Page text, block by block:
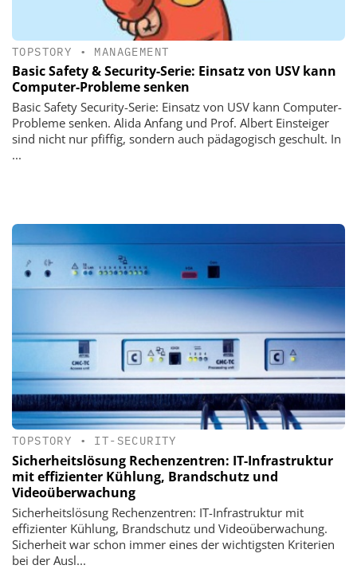
TOPSTORY • MANAGEMENT
Basic Safety & Security-Serie: Einsatz von USV kann
Computer-Probleme senken
Basic Safety Security-Serie: Einsatz von USV kann Computer-
Probleme senken. Alida Anfang und Prof. Albert Einsteiger
sind nicht nur pfiffig, sondern auch pädagogisch geschult. In
...
TOPSTORY • IT-SECURITY
Sicherheitslösung Rechenzentren: IT-Infrastruktur
mit effizienter Kühlung, Brandschutz und
Videoüberwachung
Sicherheitslösung Rechenzentren: IT-Infrastruktur mit
effizienter Kühlung, Brandschutz und Videoüberwachung.
Sicherheit war schon immer eines der wichtigsten Kriterien
bei der Ausl...